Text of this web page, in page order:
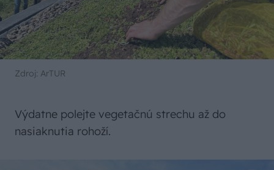
Zdroj: ArTUR
Výdatne polejte vegetačnú strechu až do
nasiaknutia rohoží.